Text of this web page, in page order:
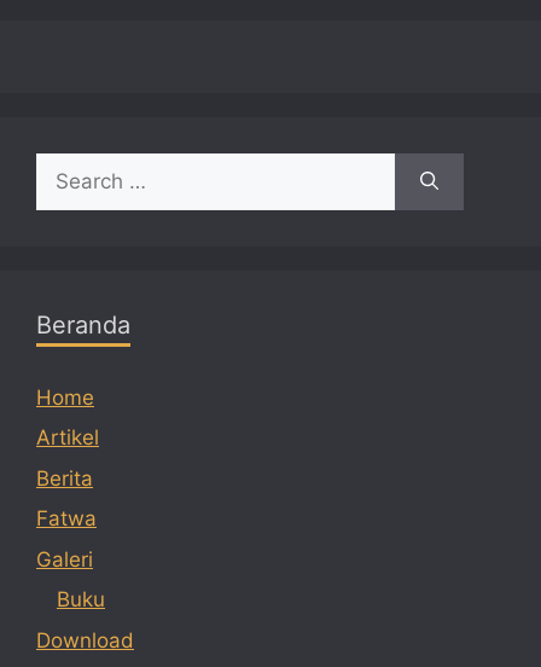
for:
Beranda
Home
Artikel
Berita
Fatwa
Galeri
Buku
Download